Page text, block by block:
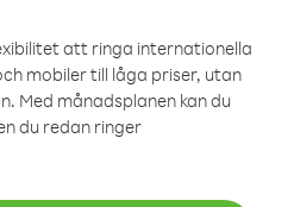
att ringa internationella
mobiler till låga priser, utan
Med månadsplanen kan du
du redan ringer